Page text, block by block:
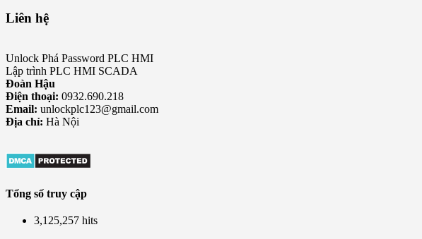
Liên hệ
Unlock Phá Password PLC HMI
Lập trình PLC HMI SCADA
Đoàn Hậu
Điện thoại: 0932.690.218
Email: unlockplc123@gmail.com
Địa chỉ: Hà Nội
Tổng số truy cập
3,125,257 hits